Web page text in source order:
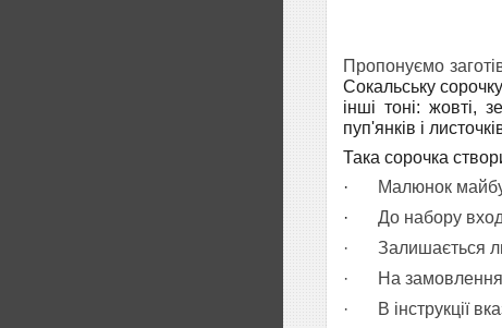
Пропонуємо
Сокальську
інші тоні: жовті,
пуп'янків і
Така сорочка
·
Малюнок
·
До набору
·
Залишається
·
На замовлення
·
В інструкції